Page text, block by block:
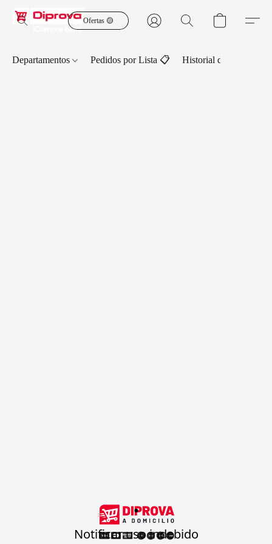
Ofertas 🟡
Departamentos Pedidos por Lista 📋 Historial de Pedidos
.
Notificar uso indebido